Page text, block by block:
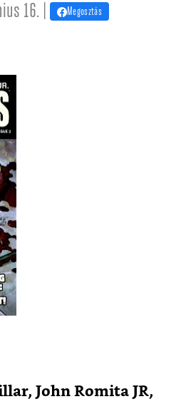
16. | Megosztás
John Romita JR,